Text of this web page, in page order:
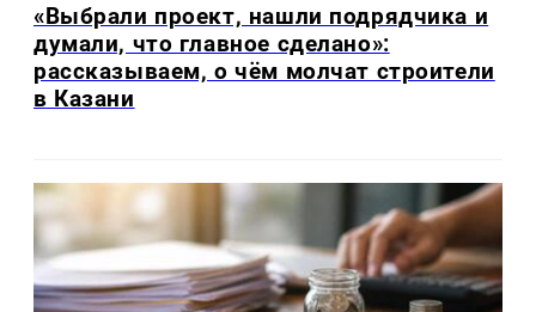
«Выбрали проект, нашли подрядчика и
думали, что главное сделано»:
рассказываем, о чём молчат строители
в Казани